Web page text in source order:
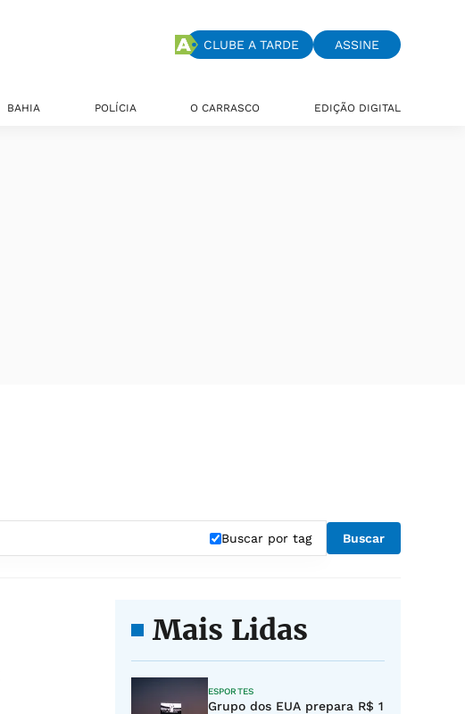
CLUBE A TARDE ASSINE
BAHIA POLÍCIA O CARRASCO EDIÇÃO DIGITAL
Buscar por tag Buscar
Mais Lidas
ESPORTES
Grupo dos EUA prepara R$ 1